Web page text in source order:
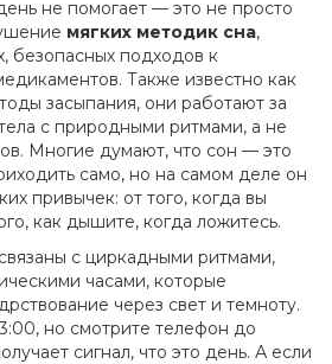
не помогает — это не просто
мягких методик сна,
безопасных подходов к
. Также известно как
засыпания, они работают за
с природными ритмами, а не
Многие думают, что сон — это
само, но на самом деле он
привычек: от того, когда вы
как дышите, когда ложитесь.
с циркадными ритмами,
часами, которые
через свет и темноту.
но смотрите телефон до
сигнал, что это день. А если